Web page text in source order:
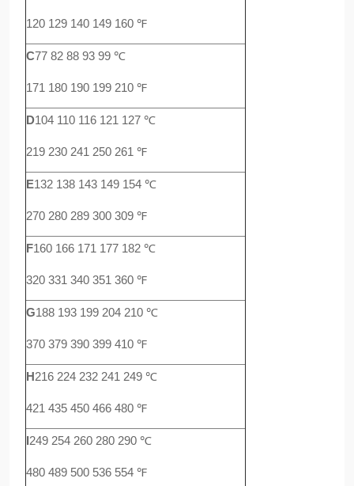
120 129 140 149 160 ℉
C77 82 88 93 99 ℃
171 180 190 199 210 ℉
D104 110 116 121 127 ℃
219 230 241 250 261 ℉
E132 138 143 149 154 ℃
270 280 289 300 309 ℉
F160 166 171 177 182 ℃
320 331 340 351 360 ℉
G188 193 199 204 210 ℃
370 379 390 399 410 ℉
H216 224 232 241 249 ℃
421 435 450 466 480 ℉
I249 254 260 280 290 ℃
480 489 500 536 554 ℉